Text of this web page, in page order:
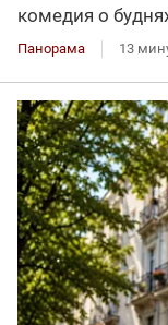
комедия о
Панорама 13